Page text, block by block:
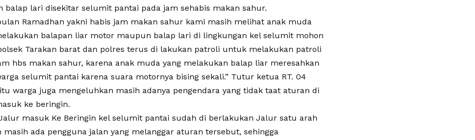
balap lari disekitar selumit pantai pada jam sehabis makan sahur.
Ramadhan yakni habis jam makan sahur kami masih melihat anak muda
balapan liar motor maupun balap lari di lingkungan kel selumit mohon
Tarakan barat dan polres terus di lakukan patroli untuk melakukan patroli
hbs makan sahur, karena anak muda yang melakukan balap liar meresahkan
selumit pantai karena suara motornya bising sekali.” Tutur ketua RT. 04
warga juga mengeluhkan masih adanya pengendara yang tidak taat aturan di
ke beringin.
masuk Ke Beringin kel selumit pantai sudah di berlakukan Jalur satu arah
masih ada pengguna jalan yang melanggar aturan tersebut, sehingga